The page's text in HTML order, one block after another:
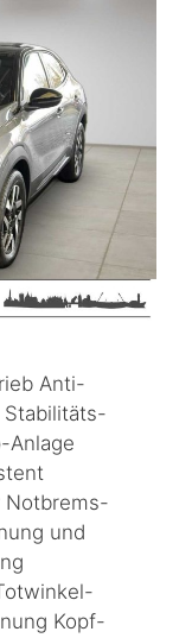
Anti-
Stabilitäts-
Anlage
Notbrems-
und
Kopf-